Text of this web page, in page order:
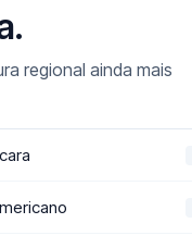
regional ainda mais